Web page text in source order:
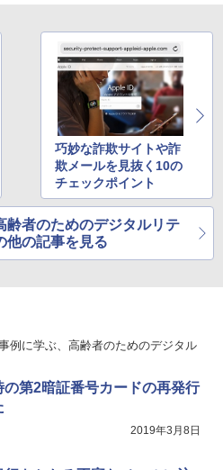
巧妙な詐欺サイトや詐
欺メールを見抜く10の
チェックポイント
齢者のためのデジタルリテ
他の記事を見る
例に学ぶ、高齢者のためのデジタル
の第2暗証番号カードの再発行
2019年3月8日